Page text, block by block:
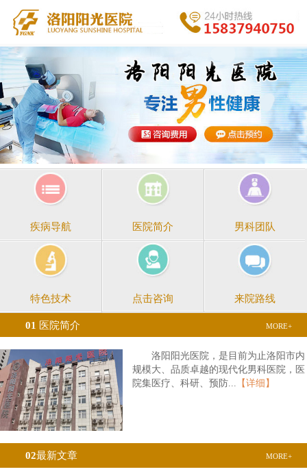
疾病导航 医院简介 男科团队
特色技术 点击咨询 来院路线
01 医院简介 MORE+
洛阳阳光医院，是目前为止洛阳市内
规模大、品质卓越的现代化男科医院，医
院集医疗、科研、预防...
【详细】
02最新文章 MORE+